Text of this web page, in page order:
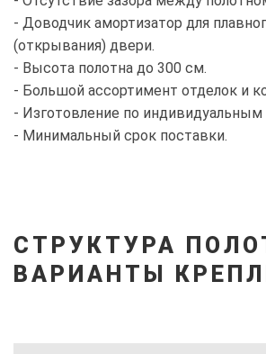
- Доводчик амортизатор для
(открывания) двери.
- Высота полотна до 300 см.
- Большой ассортимент отделок и
- Изготовление по индивидуальным
- Минимальный срок поставки.
СТРУКТУРА
ВАРИАНТЫ